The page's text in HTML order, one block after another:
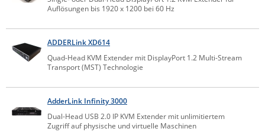
IP, WLAN & GSM Sensorik
Datenlogger
IoT - Internet of Things
Remote I/O
IPC, Industrielle Netzwerktechnik & WLAN
Industrielle Netzwerktechnik / Kommunikation
Industrielle Computer
Wi-Fi - WLAN - Wireless
IT Netzwerktechnik / Kommunikation
Sonstige
Serverräume
RMA / Rücksendung / Support
Comet System
CompleTech
Contemporary Controls
Eaton
Elsys
Enginko - mcf88
Auflösungen bis 1920 x 1200 bei 60 Hz
ADDERLink XD614
Quad-Head KVM Extender mit DisplayPort 1.2 Multi-Stream
Transport (MST) Technologie
AdderLink Infinity 3000
Dual-Head USB 2.0 IP KVM Extender mit unlimitiertem
Zugriff auf physische und virtuelle Maschinen